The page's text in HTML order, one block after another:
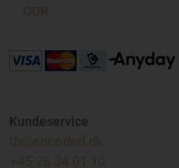
Kundeservice